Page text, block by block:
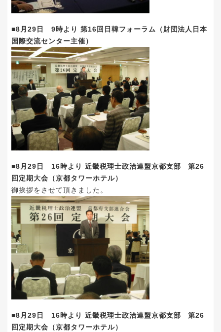
■8月29日 9時より 第16回日韓フォーラム（財団法人日本
国際交流センター主催）
■8月29日 16時より 近畿税理士政治連盟京都支部 第26
回定期大会（京都タワーホテル）
御挨拶をさせて頂きました。
■8月29日 16時より 近畿税理士政治連盟京都支部 第26
回定期大会（京都タワーホテル）